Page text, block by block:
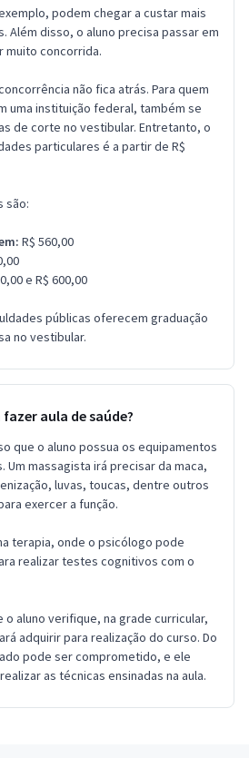
podem chegar a custar mais
Além disso, o aluno precisa passar em
muito concorrida.
não fica atrás. Para quem
uma instituição federal, também se
de corte no vestibular. Entretanto, o
particulares é a partir de R$
são:
R$ 560,00
e R$ 600,00
públicas oferecem graduação
no vestibular.
aula de saúde?
que o aluno possua os equipamentos
Um massagista irá precisar da maca,
luvas, toucas, dentre outros
exercer a função.
terapia, onde o psicólogo pode
realizar testes cognitivos com o
o aluno verifique, na grade curricular,
adquirir para realização do curso. Do
pode ser comprometido, e ele
as técnicas ensinadas na aula.